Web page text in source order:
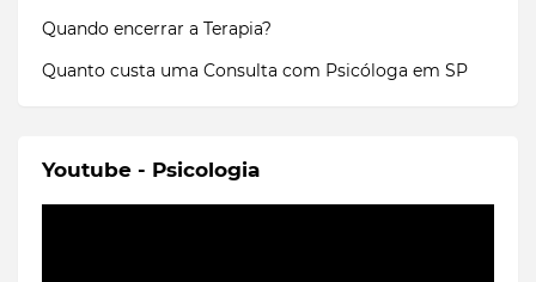
Quando encerrar a Terapia?
Quanto custa uma Consulta com Psicóloga em SP
Youtube - Psicologia